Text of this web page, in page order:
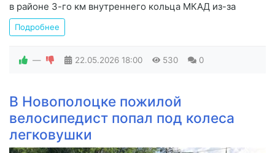
в районе 3-го км внутреннего кольца МКАД из-за
Подробнее
— 22.05.2026 18:00 530 0
В Новополоцке пожилой
велосипедист попал под колеса
легковушки